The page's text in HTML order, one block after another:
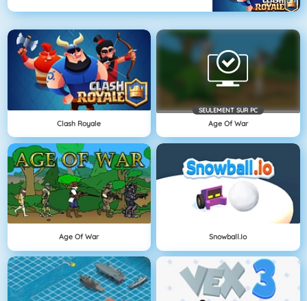
Clash Royale
SEULEMENT SUR PC
Age Of War
Age Of War Snowball.io